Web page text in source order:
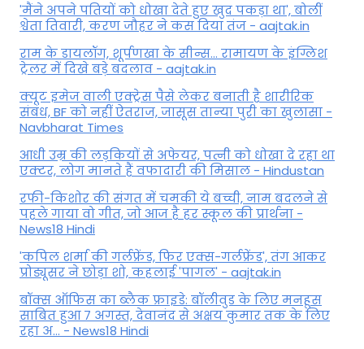
'मैंने अपने पतियों को धोखा देते हुए खुद पकड़ा था', बोलीं
श्वेता तिवारी, करण जौहर ने कस दिया तंज - aajtak.in
राम के डायलॉग, शूर्पणखा के सीन्स... रामायण के इंग्लिश
ट्रेलर में दिखे बड़े बदलाव - aajtak.in
क्यूट इमेज वाली एक्ट्रेस पैसे लेकर बनाती है शारीरिक
संबंध, BF को नहीं ऐतराज, जासूस तान्‍या पुरी का खुलासा -
Navbharat Times
आधी उम्र की लड़कियों से अफेयर, पत्नी को धोखा दे रहा था
एक्टर, लोग मानते हैं वफादारी की मिसाल - Hindustan
रफी-किशोर की संगत में चमकी ये बच्ची, नाम बदलने से
पहले गाया वो गीत, जो आज है हर स्कूल की प्रार्थना -
News18 Hindi
'कपिल शर्मा की गर्लफ्रेंड, फिर एक्स-गर्लफ्रेंड', तंग आकर
प्रोड्यूसर ने छोड़ा शो, कहलाई 'पागल' - aajtak.in
बॉक्स ऑफिस का ब्लैक फ्राइडे: बॉलीवुड के लिए मनहूस
साबित हुआ 7 अगस्त, देवानंद से अक्षय कुमार तक के लिए
रहा अ... - News18 Hindi